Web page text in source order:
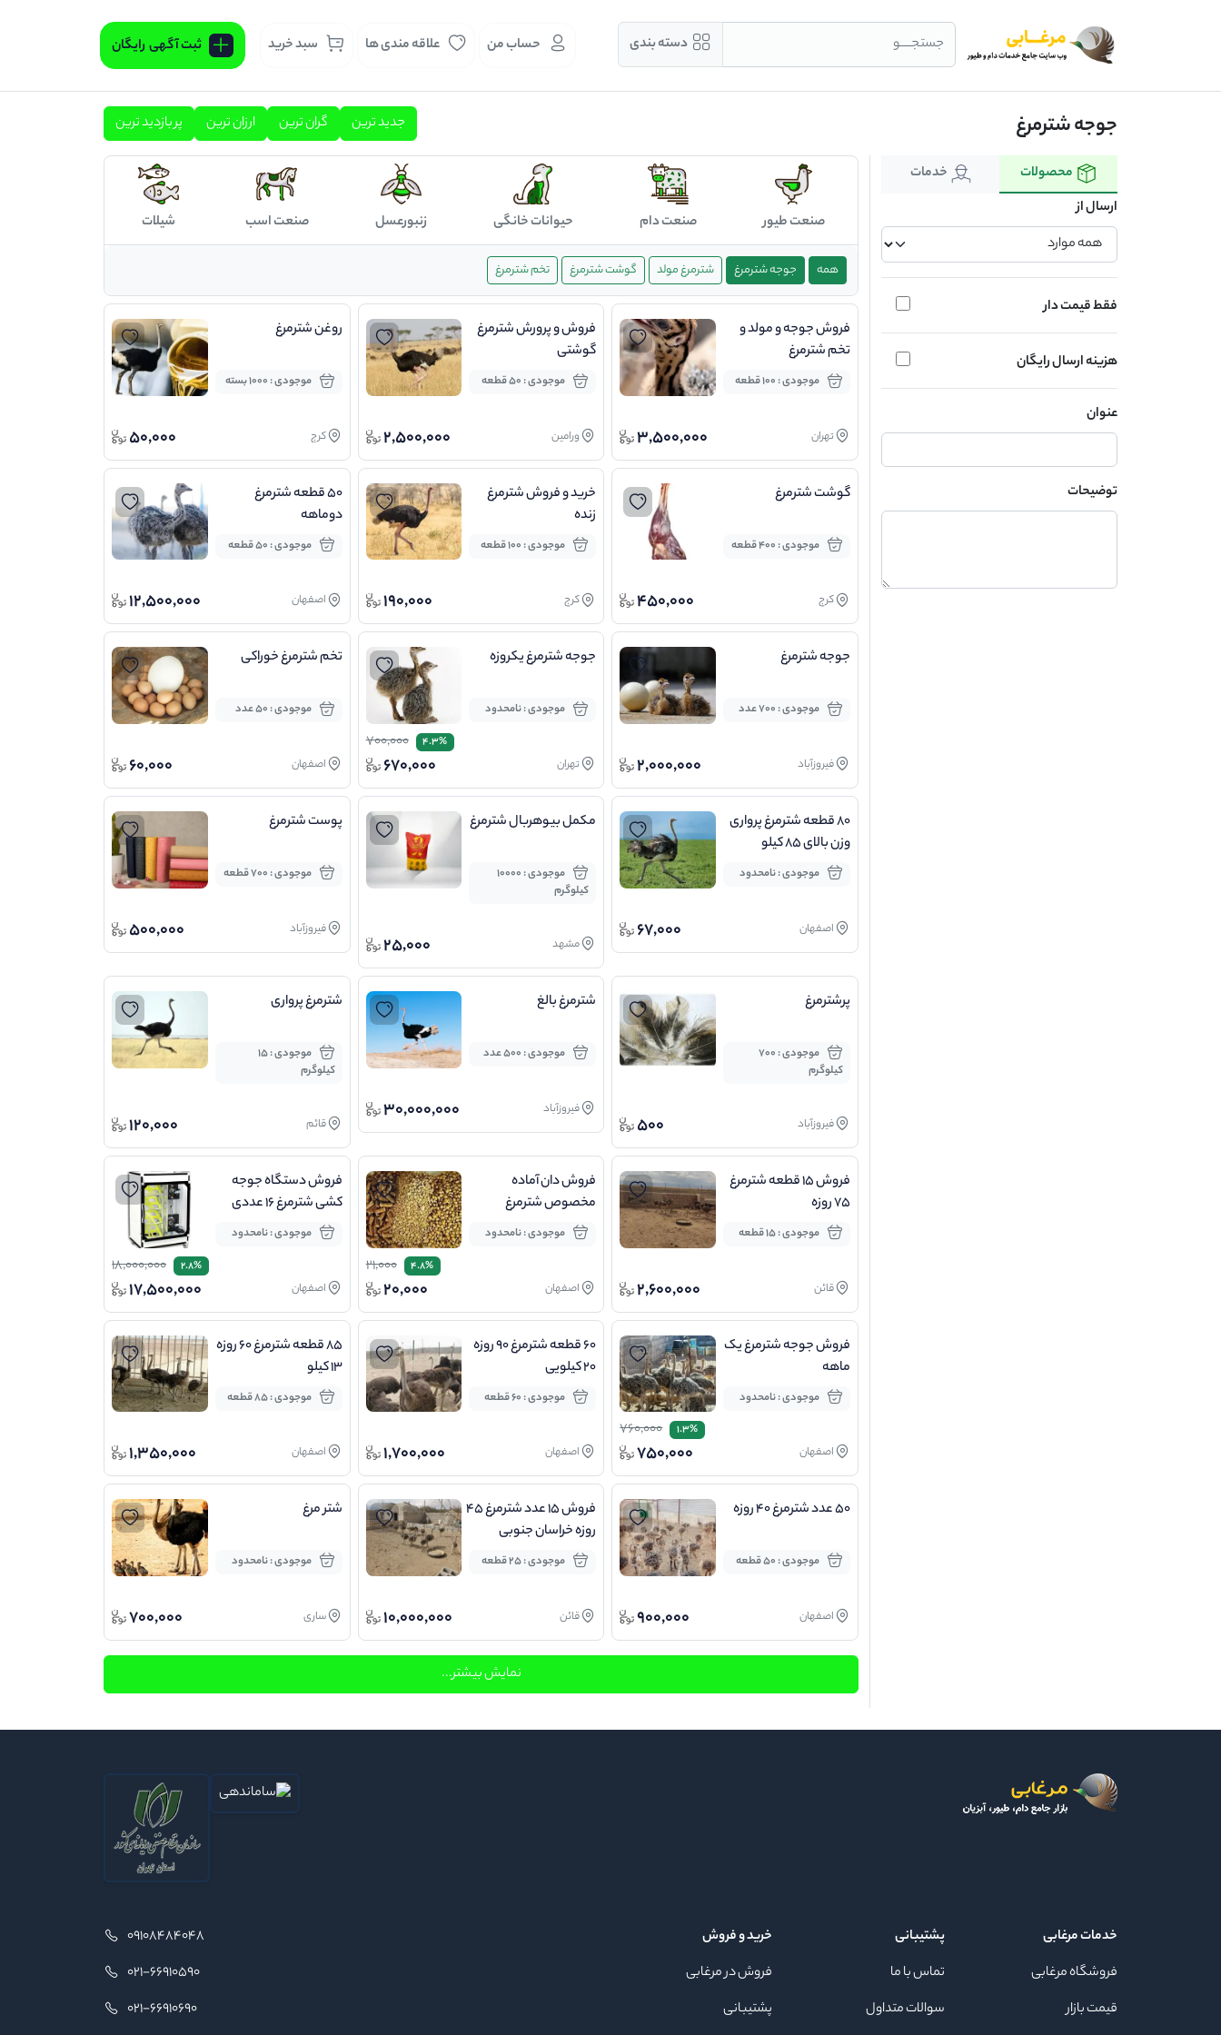
جستجــــو دسته بندی حساب من علاقه مندی ها سبد خرید ثبت آگهی رایگان
جوجه شترمرغ جدید ترین گران ترین ارزان ترین پر بازدید ترین
محصولات
خدمات
ارسال از
فقط قیمت دار
هزینه ارسال رایگان
عنوان
توضیحات
صنعت طیور صنعت دام حیوانات خانگی زنبورعسل صنعت اسب شیلات
همه جوجه شترمرغ شترمرغ مولد گوشت شترمرغ تخم شترمرغ
فروش جوجه و مولد و
تخم شترمرغ
موجودی : 100 قطعه
تهران 3,500,000
فروش و پرورش شترمرغ
گوشتی
موجودی : 50 قطعه
ورامین 2,500,000
روغن شترمرغ
موجودی : 1000 بسته
کرج 50,000
گوشت شترمرغ
موجودی : 400 قطعه
کرج 450,000
خرید و فروش شترمرغ
زنده
موجودی : 100 قطعه
کرج 190,000
50 قطعه شترمرغ
دوماهه
موجودی : 50 قطعه
اصفهان 12,500,000
جوجه شترمرغ
موجودی : 700 عدد
فیروزآباد 2,000,000
جوجه شترمرغ یکروزه
موجودی : نامحدود
4.3%
700,000
تهران 670,000
تخم شترمرغ خوراکی
موجودی : 50 عدد
اصفهان 60,000
۸۰ قطعه شترمرغ پرواری
وزن بالای ۸۵ کیلو
موجودی : نامحدود
اصفهان 67,000
مکمل بیوهربال شترمرغ
موجودی : 10000
کیلوگرم
مشهد 25,000
پوست شترمرغ
موجودی : 700 قطعه
فیروزآباد 500,000
پرشترمرغ
موجودی : 700
کیلوگرم
فیروزآباد 500
شترمرغ بالغ
موجودی : 500 عدد
فیروزآباد 30,000,000
شترمرغ پرواری
موجودی : 15
کیلوگرم
قائم 120,000
فروش ۱۵ قطعه شترمرغ
۷۵ روزه
موجودی : 15 قطعه
قائن 2,600,000
فروش دان آماده
مخصوص شترمرغ
موجودی : نامحدود
4.8%
21,000
اصفهان 20,000
فروش دستگاه جوجه
کشی شترمرغ 16 عددی
موجودی : نامحدود
2.8%
18,000,000
اصفهان 17,500,000
فروش جوجه شترمرغ یک
ماهه
موجودی : نامحدود
1.3%
760,000
اصفهان 750,000
۶۰ قطعه شترمرغ ۹۰ روزه
۲۰ کیلویی
موجودی : 60 قطعه
اصفهان 1,700,000
۸۵ قطعه شترمرغ ۶۰ روزه
۱۳ کیلو
موجودی : 85 قطعه
اصفهان 1,350,000
۵۰ عدد شترمرغ ۴۰ روزه
موجودی : 50 قطعه
اصفهان 900,000
فروش ۱۵ عدد شترمرغ ۴۵
روزه خراسان جنوبی
موجودی : 25 قطعه
قائن 10,000,000
شتر مرغ
موجودی : نامحدود
ساری 700,000
نمایش بیشتر...
خدمات مرغابی
فروشگاه مرغابی
قیمت بازار
پشتیبانی
تماس با ما
سوالات متداول
خرید و فروش
فروش در مرغابی
پشتیبانی
09108484048
021-66910590
021-66910690